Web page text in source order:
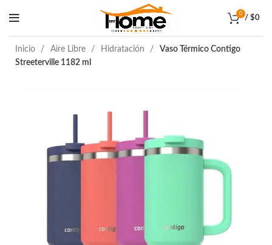
0
/ $0
Inicio Aire Libre Hidratación
Vaso Térmico Contigo
Streeterville 1182 ml